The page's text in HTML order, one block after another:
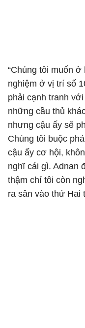
“Chúng tôi muốn
nghiệm ở vị trí số
phải cạnh tranh
những cầu thủ
nhưng cậu ấy sẽ
Chúng tôi buộc
cậu ấy cơ hội,
nghĩ cái gì. Adnan
thậm chí tôi còn
ra sân vào thứ Hai